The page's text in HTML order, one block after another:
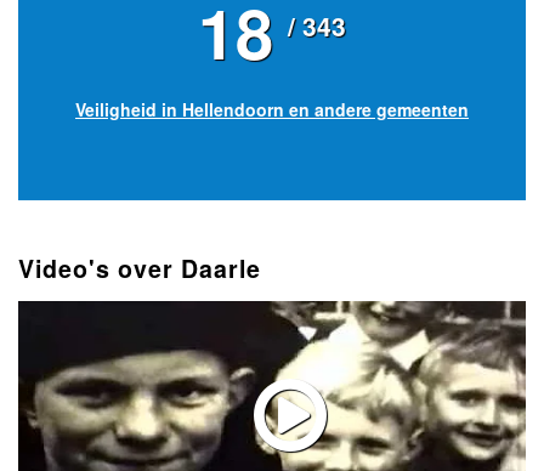
18 / 343
Veiligheid in Hellendoorn en andere gemeenten
Video's over Daarle